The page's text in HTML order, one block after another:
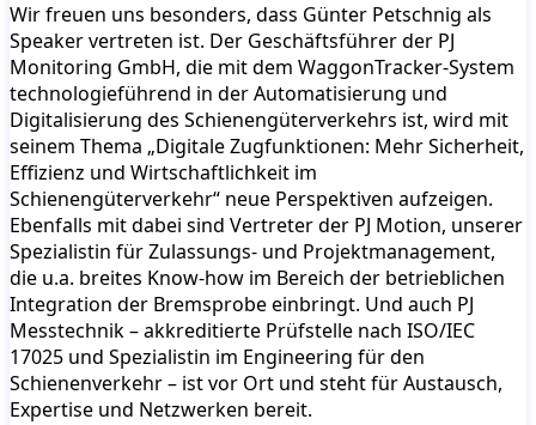
Wir freuen uns besonders, dass Günter Petschnig als
Speaker vertreten ist. Der Geschäftsführer der PJ
Monitoring GmbH, die mit dem WaggonTracker-System
technologieführend in der Automatisierung und
Digitalisierung des Schienengüterverkehrs ist, wird mit
seinem Thema „Digitale Zugfunktionen: Mehr Sicherheit,
Effizienz und Wirtschaftlichkeit im
Schienengüterverkehr“ neue Perspektiven aufzeigen.
Ebenfalls mit dabei sind Vertreter der PJ Motion, unserer
Spezialistin für Zulassungs- und Projektmanagement,
die u.a. breites Know-how im Bereich der betrieblichen
Integration der Bremsprobe einbringt. Und auch PJ
Messtechnik – akkreditierte Prüfstelle nach ISO/IEC
17025 und Spezialistin im Engineering für den
Schienenverkehr – ist vor Ort und steht für Austausch,
Expertise und Netzwerken bereit.